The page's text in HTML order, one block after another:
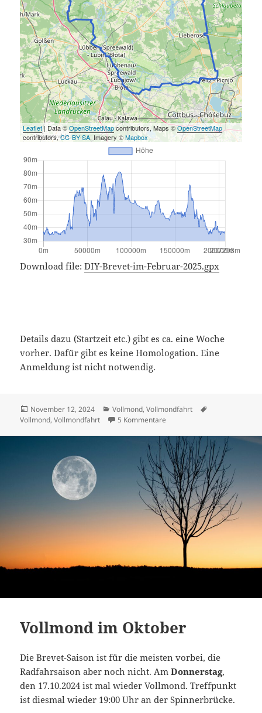
Leaflet| Data ©OpenStreetMapcontributors, Maps ©OpenStreetMap
contributors,CC-BY-SA, Imagery ©Mapbox
Download file:DIY-Brevet-im-Februar-2025.gpx
Details dazu (Startzeit etc.) gibt es ca. eine Woche
vorher. Dafür gibt es keine Homologation. Eine
Anmeldung ist nicht notwendig.
Veröffentlicht
am
November 12, 2024 Kategorien
Vollmond,Vollmondfahrt
Vollmond,Vollmondfahrt 5 Kommentare
Vollmond im Oktober
Die Brevet-Saison ist für die meisten vorbei, die
Radfahrsaison aber noch nicht. AmDonnerstag,
den 17.10.2024 ist mal wieder Vollmond. Treffpunkt
ist diesmal wieder 19:00 Uhr an der Spinnerbrücke.